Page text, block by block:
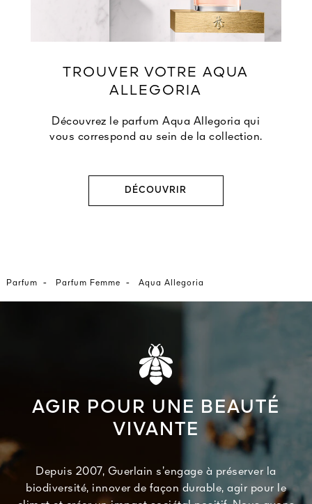
TROUVER VOTRE AQUA
ALLEGORIA
Découvrez le parfum Aqua Allegoria qui
vous correspond au sein de la collection.
DÉCOUVRIR
Parfum - Parfum Femme - Aqua Allegoria
AGIR POUR UNE BEAUTÉ
VIVANTE
Depuis 2007, Guerlain s’engage à préserver la
biodiversité, innover de façon durable, agir pour le